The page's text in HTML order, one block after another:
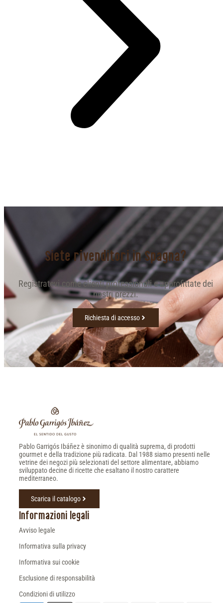
Siete rivenditori in Spagna?
Registratevi come clienti professionali e approfittate dei
nostri prezzi.
Richiesta di accesso
Pablo Garrigós Ibáñez è sinonimo di qualità suprema, di prodotti
gourmet e della tradizione più radicata. Dal 1988 siamo presenti nelle
vetrine dei negozi più selezionati del settore alimentare, abbiamo
sviluppato decine di ricette che esaltano il nostro carattere
mediterraneo.
Scarica il catalogo
Informazioni legali
Avviso legale
Informativa sulla privacy
Informativa sui cookie
Esclusione di responsabilità
Condizioni di utilizzo